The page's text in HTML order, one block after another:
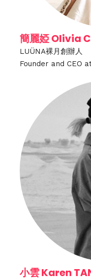
簡麗婭 Olivia
LUÜNA裸月創辦人
Founder and CEO
小雲 Karen